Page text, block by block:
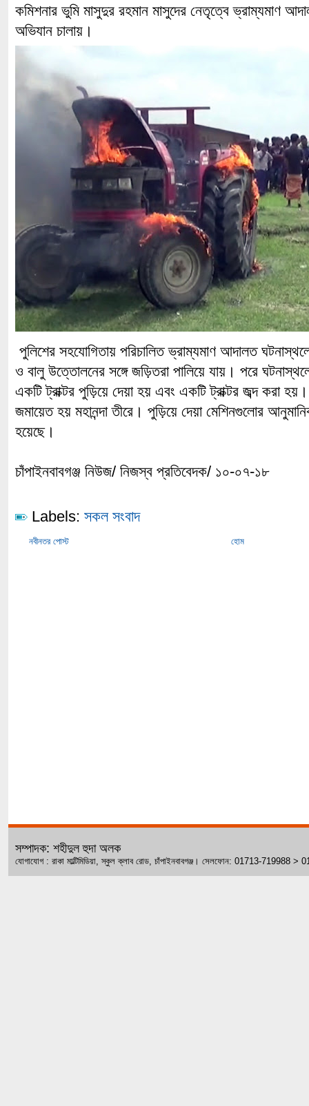
কমিশনার ভুমি মাসুদুর রহমান মাসুদের নেতৃত্বে ভ্রাম্যমাণ
অভিযান চালায়।
পুলিশের সহযোগিতায় পরিচালিত ভ্রাম্যমাণ আদালত
ও বালু উত্তোলনের সঙ্গে জড়িতরা পালিয়ে যায়। পরে
একটি ট্রাক্টর পুড়িয়ে দেয়া হয় এবং একটি ট্রাক্টর জব্দ করা
জমায়েত হয় মহানন্দা তীরে। পুড়িয়ে দেয়া মেশিনগুলোর
হয়েছে।
চাঁপাইনবাবগঞ্জ নিউজ/ নিজস্ব প্রতিবেদক/ ১০-০৭-১৮
Labels: সকল সংবাদ
নবীনতর পোস্ট হোম
সম্পাদক: শহীদুল হুদা অলক
যোগাযোগ : রাকা মাল্টিমিডিয়া, স্কুল ক্লাব রোড, চাঁপাইনবাবগঞ্জ। সেলফোন: 01713-